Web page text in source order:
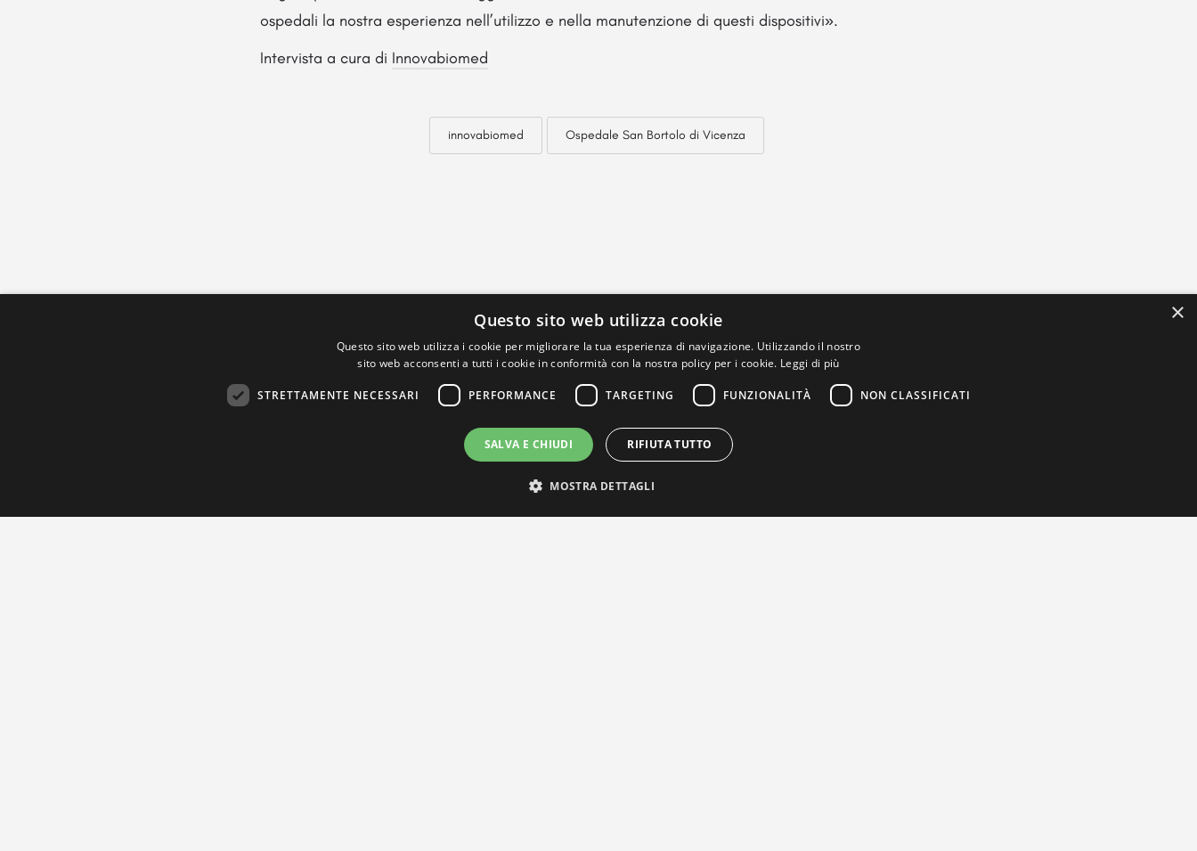
ospedali la nostra esperienza nell’utilizzo e nella manutenzione di questi dispositivi».
Intervista a cura di Innovabiomed
innovabiomed Ospedale San Bortolo di Vicenza
×
Questo sito web utilizza cookie
Questo sito web utilizza i cookie per migliorare la tua esperienza di navigazione. Utilizzando il nostro
sito web acconsenti a tutti i cookie in conformità con la nostra policy per i cookie. Leggi di più
STRETTAMENTE NECESSARI PERFORMANCE TARGETING FUNZIONALITÀ NON CLASSIFICATI
SALVA E CHIUDI RIFIUTA TUTTO
MOSTRA DETTAGLI